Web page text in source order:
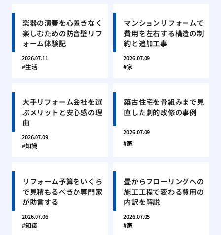
楽器の演奏を心置きなく
楽しむための防音壁リフ
ォーム体験記
2026.07.11
生活
マンションリフォームで
費用を左右する構造の制
約と追加工事
2026.07.09
家
大手リフォーム会社を選
ぶメリットと安心感の理
由
2026.07.09
知識
築古住宅を骨組みまで見
直した劇的改修の事例
2026.07.09
家
リフォーム予算をいくら
で見積もるべきか専門家
が助言する
2026.07.06
知識
畳からフローリングへの
施工工程で変わる費用の
内訳を解説
2026.07.05
家